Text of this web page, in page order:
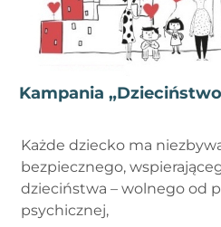
Kampania
Każde dziecko ma
bezpiecznego,
dzieciństwa – wolnego od
psychicznej,